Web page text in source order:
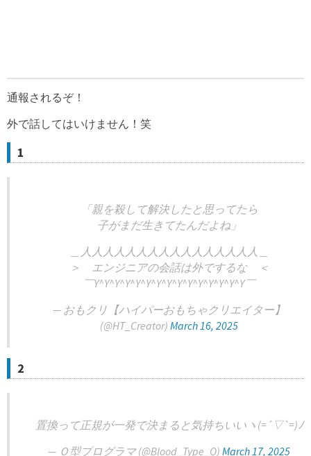
通報されるぞ！
外で話してはいけません！笑
1
「親を殺して解決したと思ってたら
子がまだ生きてたんだよね」
＿人人人人人人人人人人人人人人人人＿
＞ エンジニアの会話は外でするな ＜
￣Y^Y^Y^Y^Y^Y^Y^Y^Y^Y^Y^Y^Y^Y^Y￣
— おもクリ️【ハイパーおもちゃクリエイター】
(@HT_Creator) March 16, 2025
2
置換って正規が一発で決まると気持ちいいヽ(=´▽`=)ﾉ
— Ｏ型プログラマ (@Blood_Type_O) March 17, 2025